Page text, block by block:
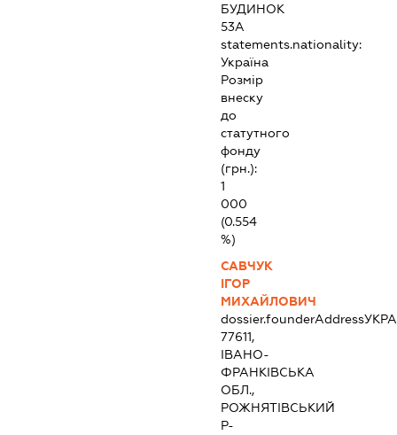
БУДИНОК
53А
statements.nationality:
Україна
Розмір
внеску
до
статутного
фонду
(грн.):
1
000
(0.554
%)
САВЧУК
ІГОР
МИХАЙЛОВИЧ
dossier.founderAddress
77611,
ІВАНО-
ФРАНКІВСЬКА
ОБЛ.,
РОЖНЯТІВСЬКИЙ
Р-